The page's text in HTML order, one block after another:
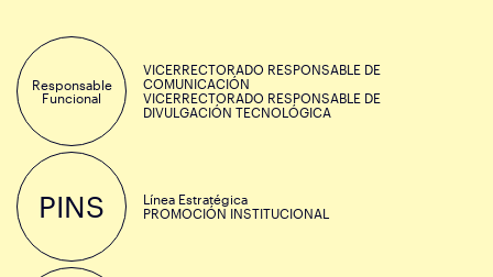
Responsable
Funcional
VICERRECTORADO RESPONSABLE DE
COMUNICACIÓN
VICERRECTORADO RESPONSABLE DE
DIVULGACIÓN TECNOLÓGICA
PINS
Línea Estratégica
PROMOCIÓN INSTITUCIONAL